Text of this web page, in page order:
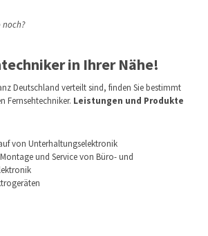
noch?
in Ihrer Nähe!
Deutschland verteilt sind, finden Sie bestimmt
Fernsehtechniker. Leistungen und Produkte
von Unterhaltungselektronik
und Service von Büro- und